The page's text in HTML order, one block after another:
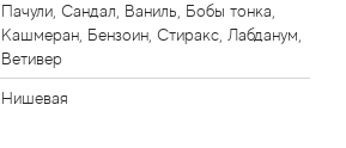
Пачули, Сандал, Ваниль, Бобы тонка,
Кашмеран, Бензоин, Стиракс, Лабданум,
Ветивер
Нишевая